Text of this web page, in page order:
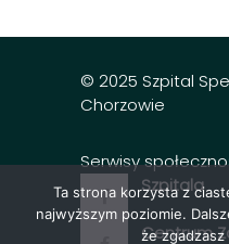
© 2025 Szpital
Chorzowie
Serwisy
Szpitala
Centrum
Ta strona korzysta z
najwyższym poziomie.
że